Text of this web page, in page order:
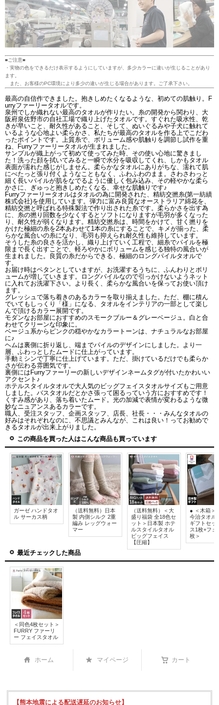
■ご注意■
・実物の色をできるだけ表示するようにしていますが、多少カラーに違いが生じることがあり
ます。
また、お客様のPC環境により多少の違いが生じる場合があります。ご了承下さい。
最高の自信作できました。抱きしめたくなるような、初めての肌触り。F
urryファーリータオルです。
泉州でしか織れない最高のタオルが作りたい。糸の開発から関わり、大
阪府泉佐野市の自社工場で織り上げたタオルです。すぐれた吸水性、乾
きが早いこと、耐久性があること、そして、ぬいぐるみや子犬に触れて
いるような心地よい柔らかさ、私たちが最高のタオルを作る上でこだわ
ったポイントです。上質糸で、ボリューム感や肌触りを調節し試作を重
ね、Furryファーリータオルが生まれました。
サンプルが織上がって初めて使ってみた時、その使い心地に驚きまし
た！洗った顔を拭いてみると一瞬で水分を吸収してくれ、しかもタオル
表面が濡れた感じがしません。柔らかなタオルにありがちな、濡れて肌
にべたっと張り付くようなこともなく、ふわふわのまま。さわさわっと
細く長いパイルが肌をなでるように優しく包み込み、その軽やかな柔ら
かさに、ぎゅっと抱きしめたくなる、幸せな肌触りです♪
Furryファーリータオルはタオルの為に開発された、精紡交撚糸(第一紡績
株式会社)を使用しています。弾力に富み良質なオーストラリア綿花を、
精紡交撚と呼ばれる特殊製法で作り出された糸です。柔らかさを出す為
に、糸の撚り回数を少なくするとソフトになりますが毛羽が多くなった
り、耐久性が弱くなります。精紡交撚糸は、時間をかけて、甘く撚りを
かけた極細の糸を2本あわせて1本の糸にすることで、キメが揃った、柔
らかな風合いの糸になり、毛羽も抑えられ耐久性も維持しています。
そうした糸の良さを活かし、織り上げていく工程で、細糸でパイルを極
限まで長く出すことで、軽ろやかにボリュームを感じる独特の風合いが
生まれました。良質の糸だからできる、極細のロングパイルタオルで
す。
お届け時はペタンとしていますが、お洗濯するうちに、ふんわりとボリ
ュームが増していきます。ロングパイルなので引っかけないようネット
に入れてお洗濯下さい。より長く、柔らかな風合いを保ってお使い頂け
ます。
グレッシュで落ち着きのあるカラーを取り揃えました。ただ、棚に積ん
でいてもしっくり「様」になる、タオルをインテリアの一部として楽し
んで頂けるカラー展開です。
モダンなお部屋におすすめのスモークブルー＆グレーベージュ。白と合
わせてクリーンな印象に。
ベージュ系からピンクの穏やかなカラートーンは、ナチュラルなお部屋
に♪
ヘムは裏側に折り返し、端までパイルのデザインにしました。より一
層、ふわっとしたムードに仕上がっています。
手動ミシンで丁寧に仕上げています。ただ、掛けているだけでも柔らか
さが伝わる雰囲気です。
裏側にはFurryファーリーの新しいデザインネームタグが付いたかわいい
アクセント♪
ホテルスタイルタオルで大人気のビッグフェイスタオルサイズもご用意
しました。バスタオルだとかさ張って困るっていう方におすすめです！
くすみ感があり、落ち着いたムード。光の加減で表情が変わるような微
妙なニュアンスあるカラーです。
職人、受注スタッフ、企画スタッフ、店長、社長・・・みんなタオルの
好みはそれぞれなのに、不思議とみんなが、これは良い！ってお勧めで
きるタオルが出来上がりました。
この商品を買った人はこんな商品も買っています
ガーゼ ハンドタオ
ル サーカス柄
（送料無料）日本
製 内側シルク 2重
編み レッグウォー
マー
（送料無料）＜大
盛り福袋 全18色セ
ット＞日本製 ホテ
ルスタイルタオル
ビッグフェイス
【圧縮】
● ＜木箱＞
今治タオル
ギフトセッ
ス1枚+フェ
枚＞
最近チェックした商品
＜同色4枚セット＞
FURRY ファーリ
ー フェイスタオル
ホーム マイページ カート
【熊本地震による配送遅延のお知らせ】